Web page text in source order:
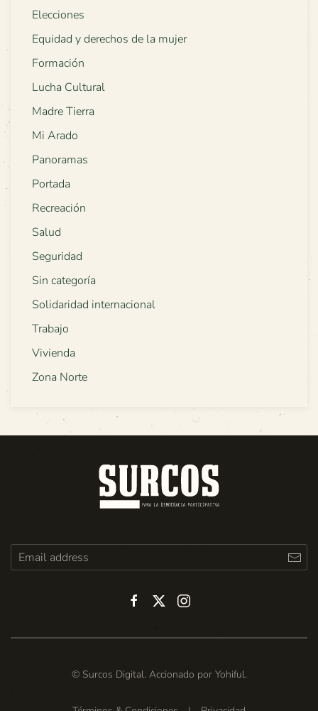
Elecciones
Equidad y derechos de la mujer
Formación
Lucha Cultural
Madre Tierra
Mi Arado
Panoramas
Portada
Recreación
Salud
Seguridad
Sin categoría
Solidaridad internacional
Trabajo
Vivienda
Zona Norte
© Surcos Digital. Accionado por Yohiful.